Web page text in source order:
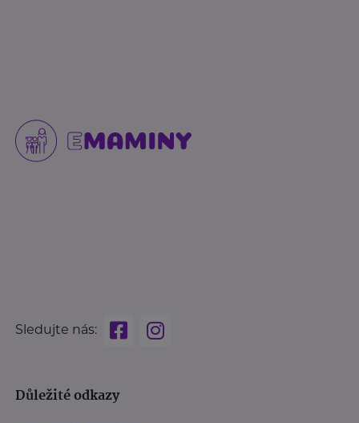
Sledujte nás:
Důležité odkazy